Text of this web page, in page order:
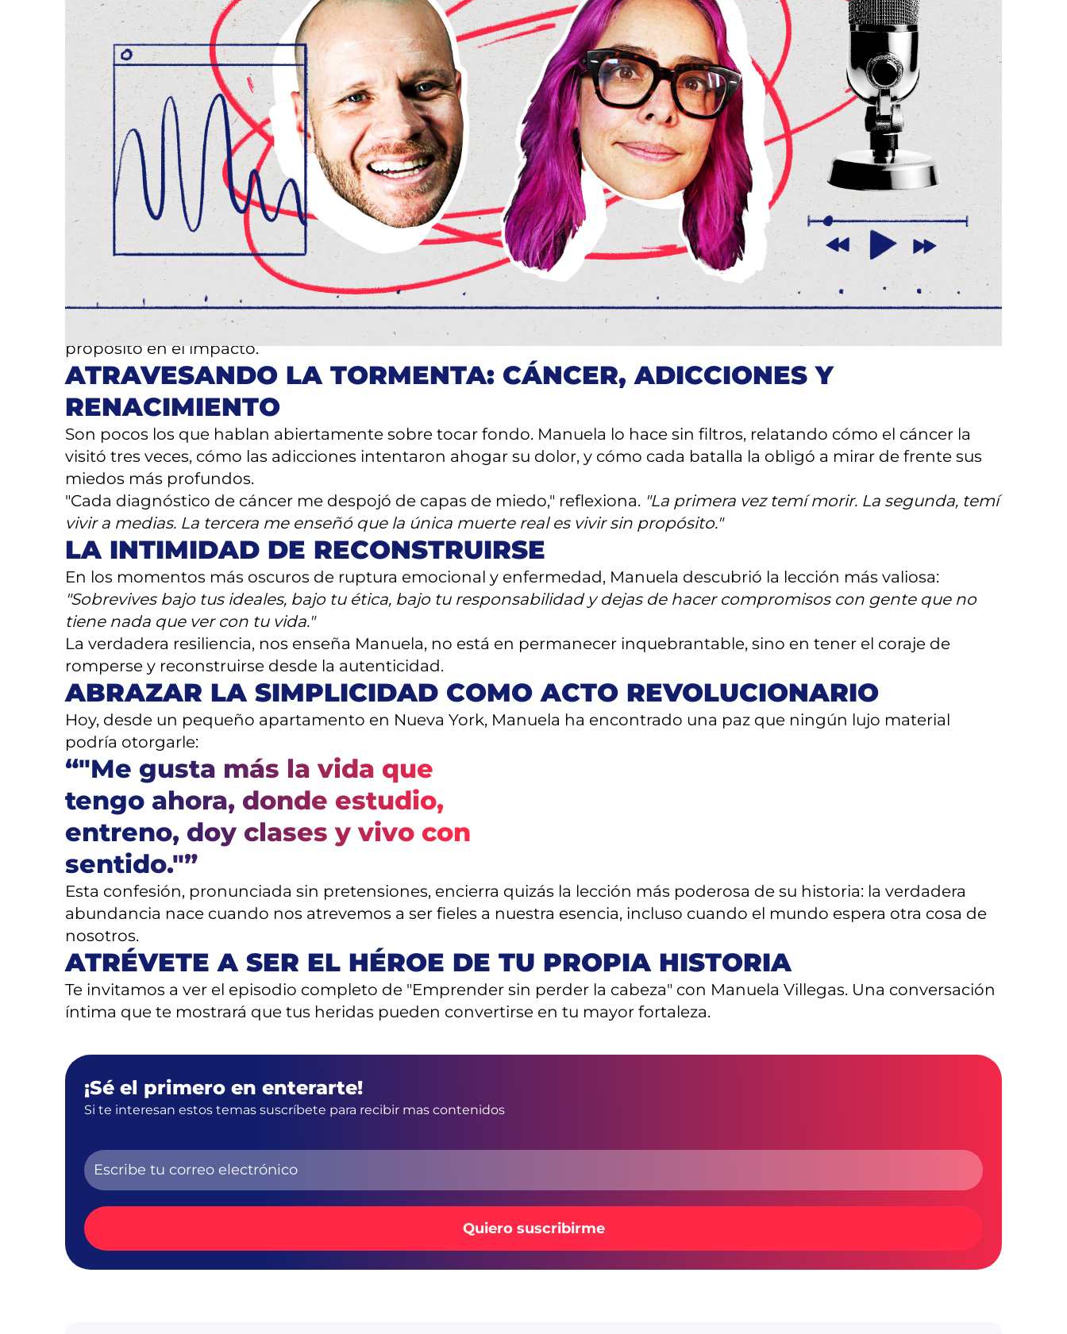
CUANDO LOS DIAGNÓSTICOS INTENTAN DEFINIRTE
"Me dijeron que no podría,"recuerda Manuela sobre el momento en que la dislexia y un autismo leve amenazaron
con limitar sus sueños. El dolor de sentirse diferente, de luchar contra un sistema educativo que no estaba diseñado
para mentes como la suya, se transformó en una determinación feroz:
“ "Cada 'no' que recibí se
convirtió en un 'observa cómo lo
logro'."”
LA LIBERTAD DE ROMPER CON LO ESPERADO
El verdadero punto de inflexión llegó cuando Manuela tuvo el valor de cuestionar el éxito tal como lo define la
sociedad."Nunca siento que estoy haciendo riqueza porque eso no me hizo feliz,"confiesa con una transparencia que
desarma.
Su decisión de renunciar a un salario convencional no fue un acto de rebeldía, sino una profunda declaración de
libertad emocional. En un mundo obsesionado con la acumulación, Manuela encontró paz en la suficiencia y
propósito en el impacto.
ATRAVESANDO LA TORMENTA: CÁNCER, ADICCIONES Y
RENACIMIENTO
Son pocos los que hablan abiertamente sobre tocar fondo. Manuela lo hace sin filtros, relatando cómo el cáncer la
visitó tres veces, cómo las adicciones intentaron ahogar su dolor, y cómo cada batalla la obligó a mirar de frente sus
miedos más profundos.
"Cada diagnóstico de cáncer me despojó de capas de miedo," reflexiona. "La primera vez temí morir. La segunda, temí
vivir a medias. La tercera me enseñó que la única muerte real es vivir sin propósito."
LA INTIMIDAD DE RECONSTRUIRSE
En los momentos más oscuros de ruptura emocional y enfermedad, Manuela descubrió la lección más valiosa:
"Sobrevives bajo tus ideales, bajo tu ética, bajo tu responsabilidad y dejas de hacer compromisos con gente que no
tiene nada que ver con tu vida."
La verdadera resiliencia, nos enseña Manuela, no está en permanecer inquebrantable, sino en tener el coraje de
romperse y reconstruirse desde la autenticidad.
ABRAZAR LA SIMPLICIDAD COMO ACTO REVOLUCIONARIO
Hoy, desde un pequeño apartamento en Nueva York, Manuela ha encontrado una paz que ningún lujo material
podría otorgarle:
“"Me gusta más la vida que
tengo ahora, donde estudio,
entreno, doy clases y vivo con
sentido."”
Esta confesión, pronunciada sin pretensiones, encierra quizás la lección más poderosa de su historia: la verdadera
abundancia nace cuando nos atrevemos a ser fieles a nuestra esencia, incluso cuando el mundo espera otra cosa de
nosotros.
ATRÉVETE A SER EL HÉROE DE TU PROPIA HISTORIA
Te invitamos a ver el episodio completo de "Emprender sin perder la cabeza" con Manuela Villegas. Una conversación
íntima que te mostrará que tus heridas pueden convertirse en tu mayor fortaleza.
¡Sé el primero en enterarte!
Si te interesan estos temas suscríbete para recibir mas contenidos
Quiero suscribirme